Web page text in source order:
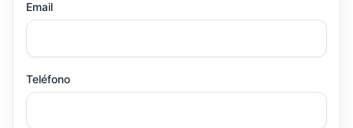
Email
Teléfono